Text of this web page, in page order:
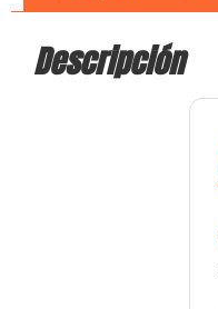
Descripción